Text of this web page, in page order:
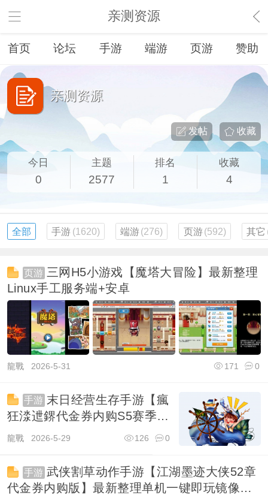
亲测资源
首页 论坛 手游 端游 页游 赞助
亲测资源
收藏
发帖
今日
0
主题
2577
排名
1
收藏
4
全部 手游 (1620) 端游(276) 页游 (592) 其它
页游 三网H5小游戏【魔塔大冒险】最新整理
Linux手工服务端+安卓
龍戰2026-5-31 0
171
手游 末日经营生存手游【瘋
狂渁迣鎅代金券内购S5赛季
版】最新整理单机一键即玩镜
龍戰2026-5-29 0
126
手游 武侠割草动作手游【江湖墨迹大侠52章
代金券内购版】最新整理单机一键即玩镜像端